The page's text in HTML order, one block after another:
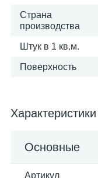
Страна
производства
Штук в 1 кв.м.
Поверхность
Характеристики
Основные
Артикул